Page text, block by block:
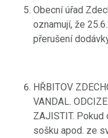
Obecní úřad
oznamují, že
přerušení
HŘBITOV
VANDAL.
ZAJISTIT.
sošku apod. ze